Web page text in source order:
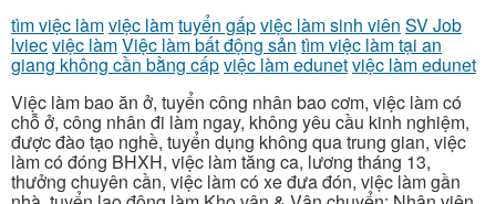
tìm việc làmviệc làmtuyển gấpviệc làm sinh viên SV Job
lviecviệc làmViệc làm bất động sản tìm việc làm tại an
giang không cần bằng cấpviệc làm edunetviệc làm edunet
Việc làm bao ăn ở, tuyển công nhân bao cơm, việc làm có
chỗ ở, công nhân đi làm ngay, không yêu cầu kinh nghiệm,
được đào tạo nghề, tuyển dụng không qua trung gian, việc
làm có đóng BHXH, việc làm tăng ca, lương tháng 13,
thưởng chuyên cần, việc làm có xe đưa đón, việc làm gần